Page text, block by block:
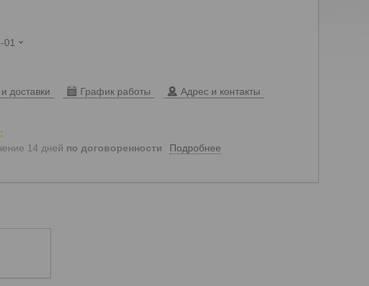
01
доставки График работы Адрес и контакты
14 дней по договоренности Подробнее